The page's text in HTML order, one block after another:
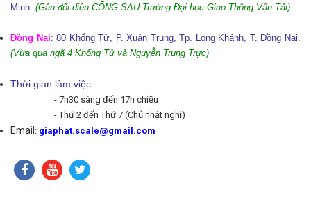
Minh. (Gần đối diện CỔNG SAU Trường Đại học Giao Thông Vận Tải)
Đồng Nai: 80 Khổng Tử, P. Xuân Trung, Tp. Long Khánh, T. Đồng Nai.
(Vừa qua ngã 4 Khổng Tử và Nguyễn Trung Trực)
Thời gian làm việc
- 7h30 sáng đến 17h chiều
- Thứ 2 đến Thứ 7 (Chủ nhật nghĩ)
Email : giaphat.scale@gmail.com